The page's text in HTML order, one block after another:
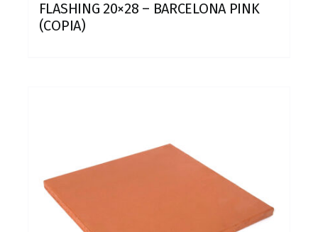
FLASHING 20×28 – BARCELONA PINK
(COPIA)